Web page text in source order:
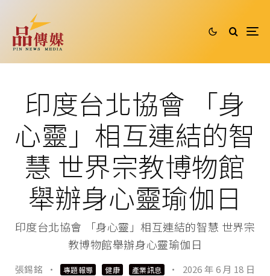
印度台北協會 「身
心靈」相互連結的智
慧 世界宗教博物館
舉辦身心靈瑜伽日
印度台北協會 「身心靈」相互連結的智慧 世界宗
教博物館舉辦身心靈瑜伽日
張錫銘 · 專題報導 健康 產業訊息 · 2026 年 6 月 18 日